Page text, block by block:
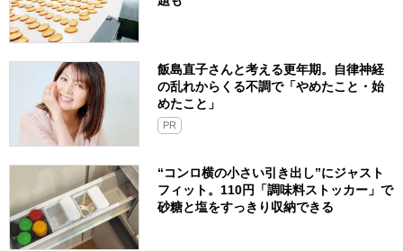
飯島直子さんと考える更年期。自律神経
の乱れからくる不調で「やめたこと・始
めたこと」
PR
“コンロ横の小さい引き出し”にジャスト
フィット。110円「調味料ストッカー」で
砂糖と塩をすっきり収納できる